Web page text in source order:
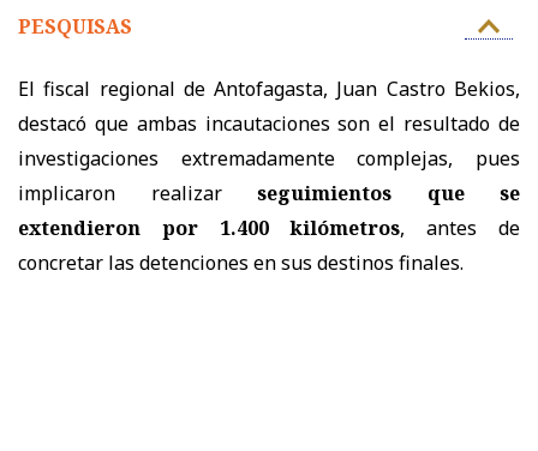
PESQUISAS
El fiscal regional de Antofagasta, Juan Castro Bekios,
destacó que ambas incautaciones son el resultado de
investigaciones extremadamente complejas, pues
implicaron realizar seguimientos que se
extendieron por 1.400 kilómetros, antes de
concretar las detenciones en sus destinos finales.